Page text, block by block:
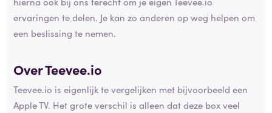
ervaringen te delen. Je kan zo anderen op weg helpen om
een beslissing te nemen.
Over Teevee.io
Teevee.io is eigenlijk te vergelijken met bijvoorbeeld een
Apple TV. Het grote verschil is alleen dat deze box veel